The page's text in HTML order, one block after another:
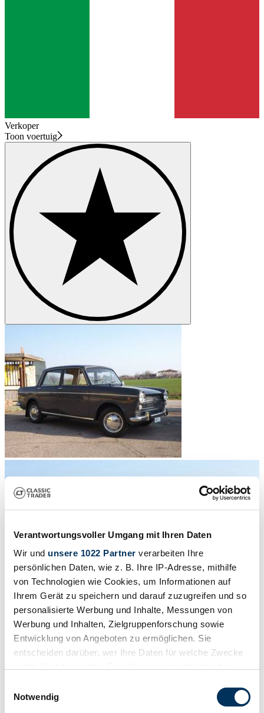
Verantwortungsvoller Umgang mit Ihren Daten
Wir und unsere 1022 Partner verarbeiten Ihre
persönlichen Daten, wie z. B. Ihre IP-Adresse, mithilfe
von Technologien wie Cookies, um Informationen auf
Ihrem Gerät zu speichern und darauf zuzugreifen und so
personalisierte Werbung und Inhalte, Messungen von
Werbung und Inhalten, Zielgruppenforschung sowie
Entwicklung von Angeboten zu ermöglichen. Sie
entscheiden darüber, wer Ihre Daten für welche Zwecke
Trigger Symbol ändern oder widerrufen
Notwendig
Verkoper
Toon voertuig
€ 6.300